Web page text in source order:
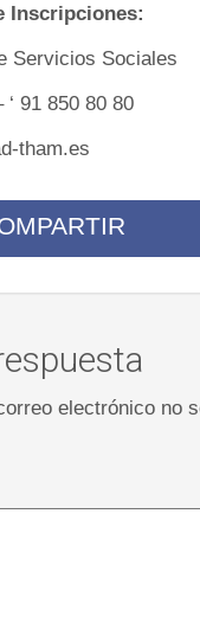
Inscripciones:
Servicios Sociales
‘ 91 850 80 80
tham.es
electrónico no